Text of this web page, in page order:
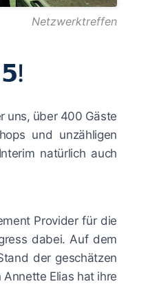
Netzwerktreffen
uns, über 400 Gäste
und unzähligen
natürlich auch
Provider für die
dabei. Auf dem
der geschätzen
Elias hat ihre